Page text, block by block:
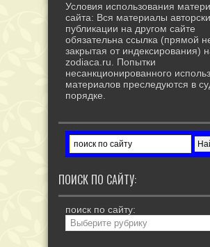
Условия использования
сайта: Вся материалы
публикации на другом сайте
обязательна ссылка (прямой
закрытая от индексирования)
zodiaca.ru. Попытки
несанкционированного
материалов преследуются в
порядке.
ПОИСК ПО САЙТУ:
поиск по сайту: